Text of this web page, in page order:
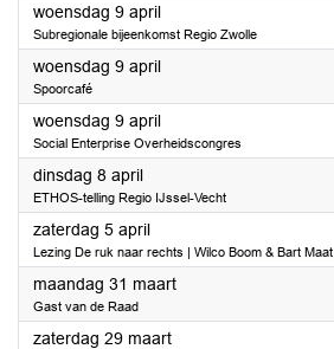
woensdag 9 april2025
Subregionale bijeenkomst Regio Zwolle
woensdag 9 april2025
Spoorcafé
woensdag 9 april2025
Social Enterprise Overheidscongres
dinsdag 8 april2025
ETHOS-telling Regio IJssel-Vecht
zaterdag 5 april2025
Lezing De ruk naar rechts | Wilco Boom & Bart Maat
maandag 31 maart2025
Gast van de Raad
zaterdag 29 maart2025